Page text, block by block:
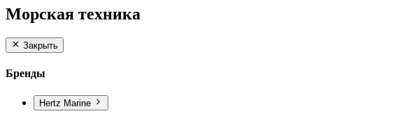
Морская техника
Закрыть
Бренды
Hertz Marine